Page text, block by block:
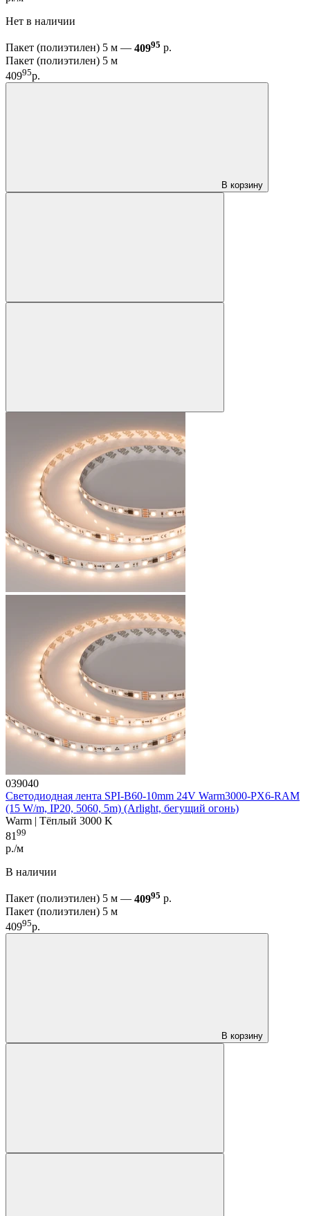
Нет в наличии
Пакет (полиэтилен) 5 м — 40995 р.
Пакет (полиэтилен) 5 м
40995р.
В корзину
039040
Светодиодная лента SPI-B60-10mm 24V Warm3000-PX6-RAM
(15 W/m, IP20, 5060, 5m) (Arlight, бегущий огонь)
Warm | Тёплый 3000 K
8199
р./м
В наличии
Пакет (полиэтилен) 5 м — 40995 р.
Пакет (полиэтилен) 5 м
40995р.
В корзину